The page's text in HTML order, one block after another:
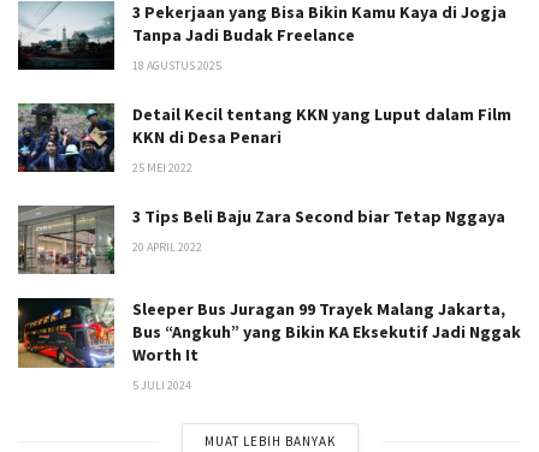
3 Pekerjaan yang Bisa Bikin Kamu Kaya di Jogja
Tanpa Jadi Budak Freelance
18 AGUSTUS 2025
Detail Kecil tentang KKN yang Luput dalam Film
KKN di Desa Penari
25 MEI 2022
3 Tips Beli Baju Zara Second biar Tetap Nggaya
20 APRIL 2022
Sleeper Bus Juragan 99 Trayek Malang Jakarta,
Bus “Angkuh” yang Bikin KA Eksekutif Jadi Nggak
Worth It
5 JULI 2024
MUAT LEBIH BANYAK